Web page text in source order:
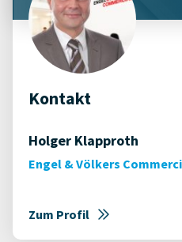
Kontakt
Holger Klapproth
Engel & Völkers
Zum Profil